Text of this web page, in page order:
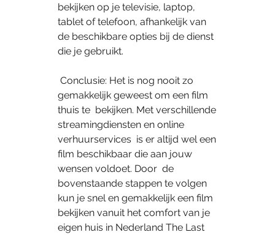
bekijken op je televisie, laptop,
tablet of telefoon, afhankelijk van
de beschikbare opties bij de dienst
die je gebruikt.
gemakkelijk geweest om een film
thuis te  bekijken. Met verschillende
streamingdiensten en online
verhuurservices  is er altijd wel een
film beschikbaar die aan jouw
wensen voldoet. Door  de
bovenstaande stappen te volgen
kun je snel en gemakkelijk een film
bekijken vanuit het comfort van je
eigen huis in Nederland The Last